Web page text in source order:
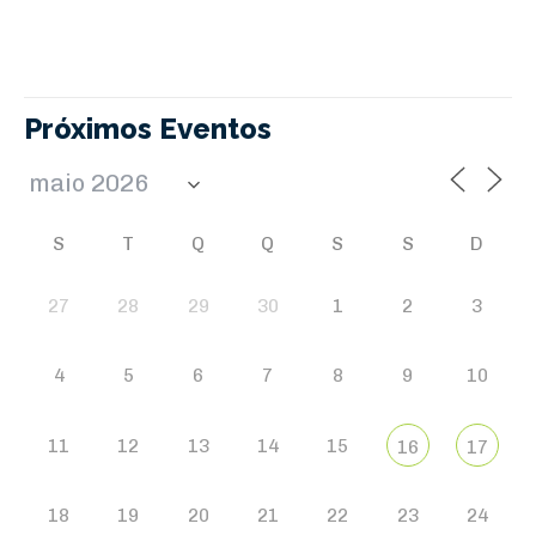
Próximos Eventos
S T Q Q S S D
27 28 29 30 1 2 3
4 5 6 7 8 9 10
11 12 13 14 15 16 17
18 19 20 21 22 23 24